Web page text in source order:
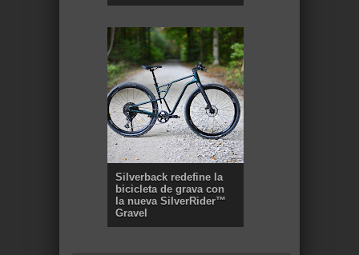
Silverback redefine la
bicicleta de grava con
la nueva SilverRider™
Gravel